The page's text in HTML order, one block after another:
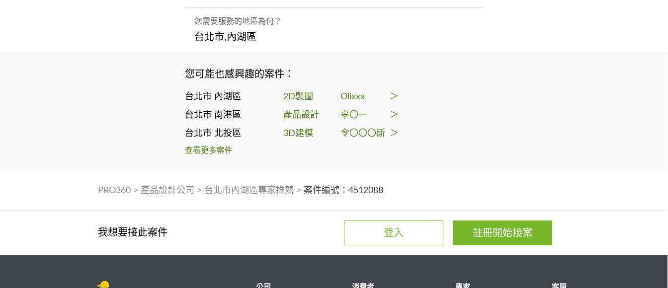
您需要服務的地區為何？
台北市,內湖區
您可能也感興趣的案件：
台北市 內湖區 2D製圖 Olixxx ＞
台北市 南港區 產品設計 辜〇一 ＞
台北市 北投區 3D建模 令〇〇〇斯 ＞
查看更多案件
PRO360> 產品設計公司 > 台北市內湖區專家推薦 > 案件編號：4512088
我想要接此案件 登入 註冊開始接案